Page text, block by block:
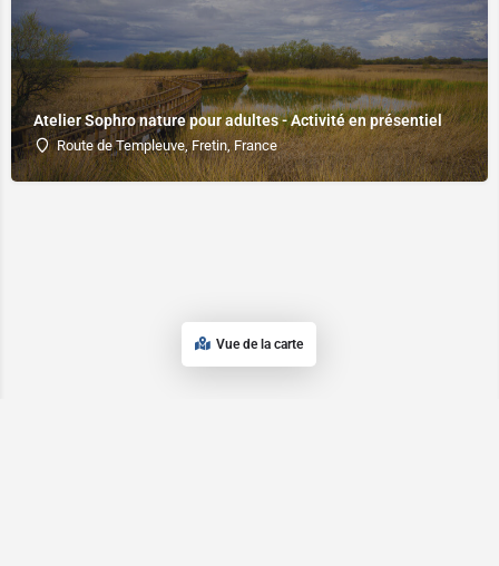
Atelier Sophro nature pour adultes - Activité en présentiel
Route de Templeuve, Fretin, France
Vue de la carte